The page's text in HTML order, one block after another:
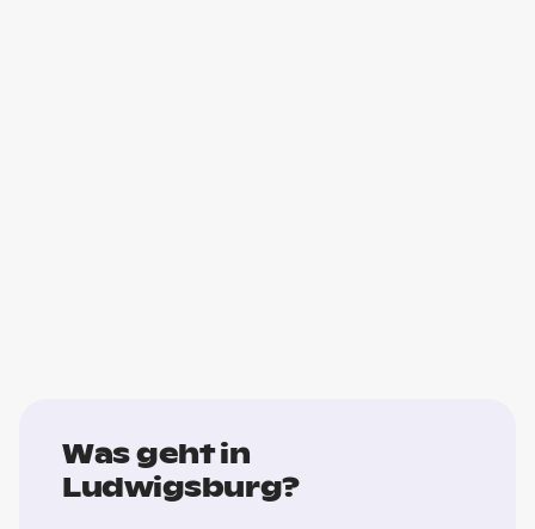
Was geht in
Ludwigsburg?